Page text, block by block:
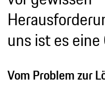
uns ist es
Vom Problem zur